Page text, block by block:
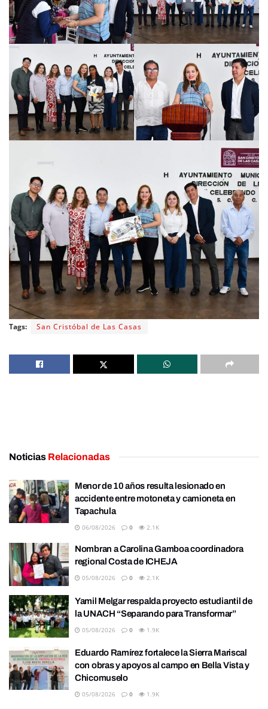
Tags: San Cristóbal de Las Casas
Noticias Relacionadas
Menor de 10 años resulta lesionado en
accidente entre motoneta y camioneta en
Tapachula
06/08/2026 0 2.1K
Nombran a Carolina Gamboa coordinadora
regional Costa de ICHEJA
05/08/2026 0 2.1K
Yamil Melgar respalda proyecto estudiantil de
la UNACH “Separando para Transformar”
05/08/2026 0 1.9K
Eduardo Ramírez fortalece la Sierra Mariscal
con obras y apoyos al campo en Bella Vista y
Chicomuselo
05/08/2026 0 1.9K